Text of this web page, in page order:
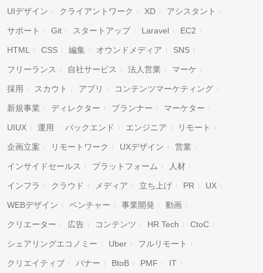
UIデザイン クライアントワーク XD アシスタント
サポート Git スタートアップ Laravel EC2
HTML CSS 編集 オウンドメディア SNS
フリーランス 自社サービス 法人営業 マーケ
採用 スカウト アプリ コンテンツマーケティング
新規事業 ディレクター プランナー マーケター
UIUX 運用 バックエンド エンジニア リモート
企画立案 リモートワーク UXデザイン 営業
インサイドセールス プラットフォーム 人材
インフラ クラウド メディア 立ち上げ PR UX
WEBデザイン ベンチャー 事業開発 動画
クリエーター 広告 コンテンツ HR Tech CtoC
シェアリングエコノミー Uber フルリモート
クリエイティブ バナー BtoB PMF IT